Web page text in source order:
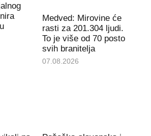
Medved: Mirovine će
rasti za 201.304 ljudi.
To je više od 70 posto
svih branitelja
07.08.2026